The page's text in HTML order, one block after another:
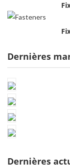
Dernières
Dernières